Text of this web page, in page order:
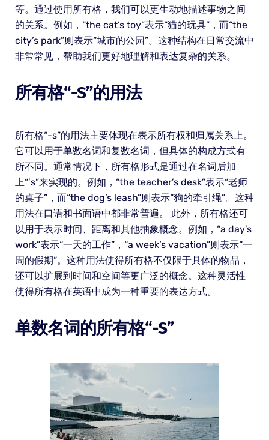
等。通过使用所有格，我们可以更生动地描述事物之间
的关系。例如，“the cat’s toy”表示“猫的玩具”，而“the
city’s park”则表示“城市的公园”。这种结构在日常交流中
非常常见，帮助我们更好地理解和表达复杂的关系。
所有格“-S”的用法
所有格“-s”的用法主要体现在表示所有权和归属关系上。
它可以用于单数名词和复数名词，但具体的构成方式有
所不同。通常情况下，所有格形式是通过在名词后加
上“’s”来实现的。例如，“the teacher’s desk”表示“老师
的桌子”，而“the dog’s leash”则表示“狗的牵引绳”。这种
用法在口语和书面语中都非常普遍。 此外，所有格还可
以用于表示时间、距离和其他抽象概念。例如，“a day’s
work”表示“一天的工作”，“a week’s vacation”则表示“一
周的假期”。这种用法使得所有格不仅限于具体的物品，
还可以扩展到时间和空间等更广泛的概念。这种灵活性
使得所有格在英语中成为一种重要的表达方式。
单数名词的所有格“-S”